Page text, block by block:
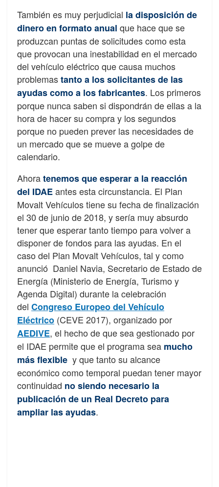
También es muy perjudicial la disposición de
dinero en formato anual que hace que se
produzcan puntas de solicitudes como esta
que provocan una inestabilidad en el mercado
del vehículo eléctrico que causa muchos
problemastanto a los solicitantes de las
ayudas como a los fabricantes. Los primeros
porque nunca saben si dispondrán de ellas a la
hora de hacer su compra y los segundos
porque no pueden prever las necesidades de
un mercado que se mueve a golpe de
calendario.
Ahoratenemos que esperar a la reacción
del IDAEantes esta circunstancia. El Plan
Movalt Vehículos tiene su fecha de finalización
el 30 de junio de 2018, y sería muy absurdo
tener que esperar tanto tiempo para volver a
disponer de fondos para las ayudas. En el
caso del Plan Movalt Vehículos, tal y como
anunció Daniel Navia, Secretario de Estado de
Energía (Ministerio de Energía, Turismo y
Agenda Digital) durante la celebración
del Congreso Europeo del Vehículo
Eléctrico (CEVE 2017), organizado por
AEDIVE, el hecho de que sea gestionado por
el IDAE permite que el programa sea mucho
más flexible y que tanto su alcance
económico como temporal puedan tener mayor
continuidad no siendo necesario la
publicación de un Real Decreto para
ampliar las ayudas.